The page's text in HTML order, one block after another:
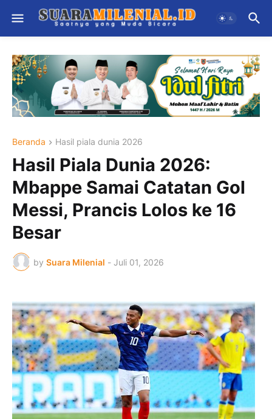
Beranda Hasil piala dunia 2026
Hasil Piala Dunia 2026:
Mbappe Samai Catatan Gol
Messi, Prancis Lolos ke 16
Besar
by Suara Milenial - Juli 01, 2026